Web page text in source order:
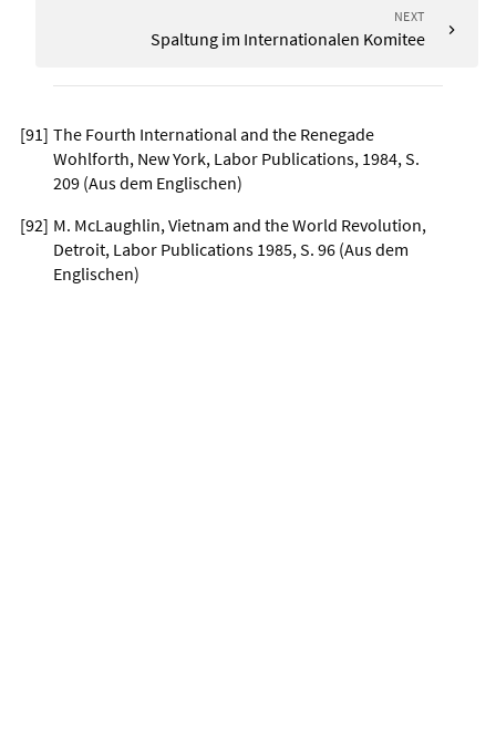
NEXT
Spaltung im Internationalen Komitee
[91] The Fourth International and the Renegade
Wohlforth, New York, Labor Publications, 1984, S.
209 (Aus dem Englischen)
[92] M. McLaughlin, Vietnam and the World Revolution,
Detroit, Labor Publications 1985, S. 96 (Aus dem
Englischen)